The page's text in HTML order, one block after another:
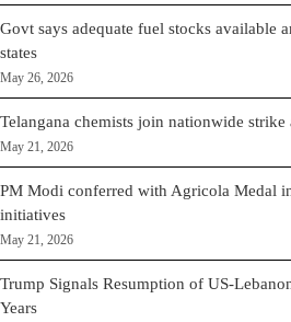
Govt says adequate fuel stocks available
states
May 26, 2026
Telangana chemists join nationwide
May 21, 2026
PM Modi conferred with Agricola Medal
initiatives
May 21, 2026
Trump Signals Resumption of US-
Years